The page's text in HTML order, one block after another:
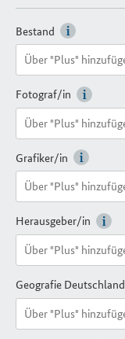
Bestand
Fotograf/in
Grafiker/in
Herausgeber/in
Geografie Deutschland